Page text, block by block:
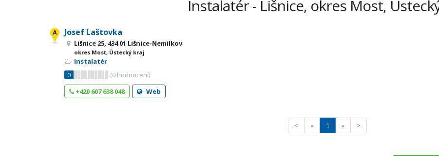
Instalatér - Lišnice, okres Most,
Josef Laštovka
Lišnice 25, 434 01 Lišnice-Nemilkov
okres Most, Ústecký kraj
Instalatér
0
(0 hodnocení)
+420 607 638 048
Web
< « 1 » >